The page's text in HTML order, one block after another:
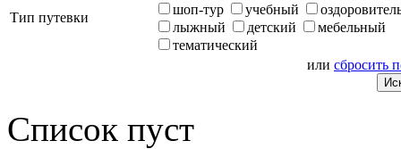
Тип путевки
шоп-тур
учебный
лыжный
детский
мебельный
тематический
или сбросить
Список пуст